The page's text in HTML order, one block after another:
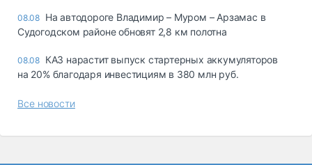
08.08 На автодороге Владимир – Муром – Арзамас в
Судогодском районе обновят 2,8 км полотна
08.08 КАЗ нарастит выпуск стартерных аккумуляторов
на 20% благодаря инвестициям в 380 млн руб.
Все новости